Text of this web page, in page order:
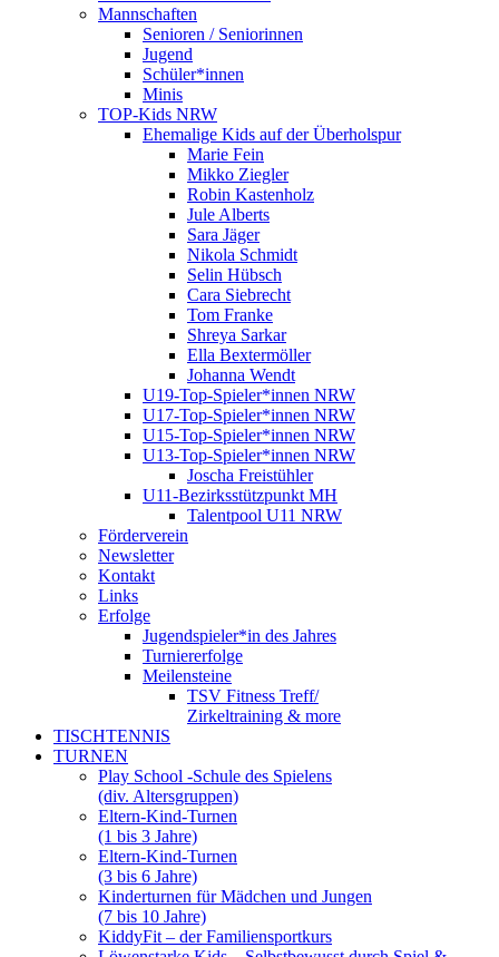
Mannschaften
Senioren / Seniorinnen
Jugend
Schüler*innen
Minis
TOP-Kids NRW
Ehemalige Kids auf der Überholspur
Marie Fein
Mikko Ziegler
Robin Kastenholz
Jule Alberts
Sara Jäger
Nikola Schmidt
Selin Hübsch
Cara Siebrecht
Tom Franke
Shreya Sarkar
Ella Bextermöller
Johanna Wendt
U19-Top-Spieler*innen NRW
U17-Top-Spieler*innen NRW
U15-Top-Spieler*innen NRW
U13-Top-Spieler*innen NRW
Joscha Freistühler
U11-Bezirksstützpunkt MH
Talentpool U11 NRW
Förderverein
Newsletter
Kontakt
Links
Erfolge
Jugendspieler*in des Jahres
Turniererfolge
Meilensteine
TSV Fitness Treff/
Zirkeltraining & more
TISCHTENNIS
TURNEN
Play School -Schule des Spielens
(div. Altersgruppen)
Eltern-Kind-Turnen
(1 bis 3 Jahre)
Eltern-Kind-Turnen
(3 bis 6 Jahre)
Kinderturnen für Mädchen und Jungen
(7 bis 10 Jahre)
KiddyFit – der Familiensportkurs